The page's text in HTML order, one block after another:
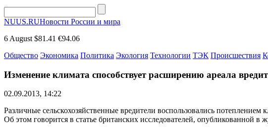
NUUS.RUНовости России и мира
6 August $81.41 €94.06
Общество Экономика Политика Экология Технологии ТЭК Происшествия
Изменение климата способствует расширению ареала
02.09.2013, 14:22
Различные сельскохозяйственные вредители воспользовались
Об этом говорится в статье британских исследователей, опубликованной в